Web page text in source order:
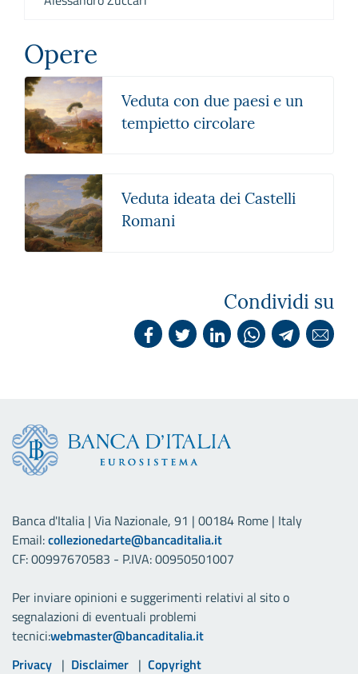
Opere
Veduta con due paesi e un
tempietto circolare
Veduta ideata dei Castelli
Romani
Condividi su
Banca d'Italia | Via Nazionale, 91 | 00184 Rome | Italy
Email:collezionedarte@bancaditalia.it
CF: 00997670583 - P.IVA: 00950501007
Per inviare opinioni e suggerimenti relativi al sito o
segnalazioni di eventuali problemi
tecnici:webmaster@bancaditalia.it
Link utili
Privacy Disclaimer Copyright